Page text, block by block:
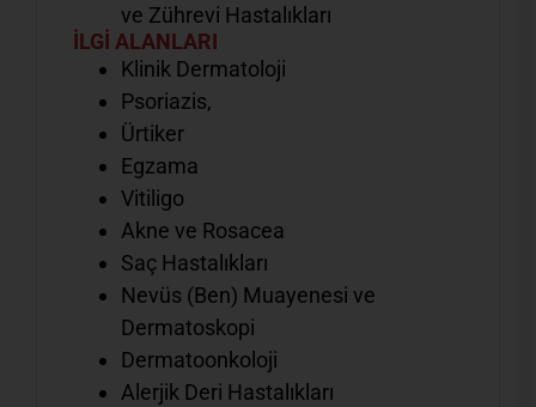
ve Zührevi Hastalıkları
İLGİ ALANLARI
Klinik Dermatoloji
Psoriazis,
Ürtiker
Egzama
Vitiligo
Akne ve Rosacea
Saç Hastalıkları
Nevüs (Ben) Muayenesi ve
Dermatoskopi
Dermatoonkoloji
Alerjik Deri Hastalıkları